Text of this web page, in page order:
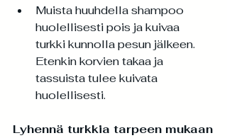
Muista huuhdella shampoo
huolellisesti pois ja kuivaa
turkki kunnolla pesun jälkeen.
Etenkin korvien takaa ja
tassuista tulee kuivata
huolellisesti.
Lyhennä turkkia tarpeen mukaan